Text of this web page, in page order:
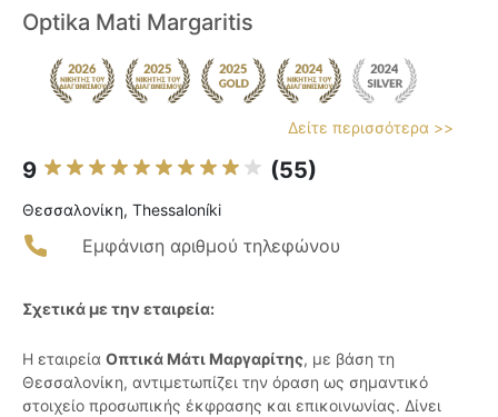
Optika Mati Margaritis
Δείτε περισσότερα >>
9 (55)
Θεσσαλονίκη, Thessaloníki
Εμφάνιση αριθμού τηλεφώνου
Σχετικά με την εταιρεία:
Η εταιρεία Οπτικά Μάτι Μαργαρίτης, με βάση τη
Θεσσαλονίκη, αντιμετωπίζει την όραση ως σημαντικό
στοιχείο προσωπικής έκφρασης και επικοινωνίας. Δίνει